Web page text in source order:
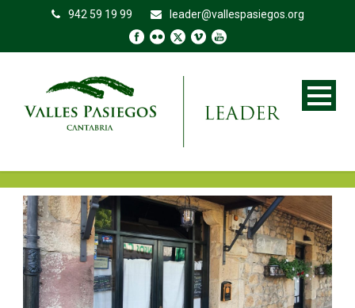
942 59 19 99 leader@vallespasiegos.org